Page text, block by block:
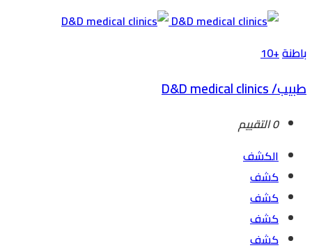
باطنة+10
طبيب/ D&D medical clinics
0 التقييم
الكشف
كشف
كشف
كشف
كشف